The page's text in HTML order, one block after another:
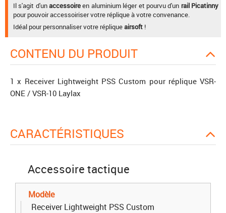
Il s'agit d'unaccessoireen aluminium léger et pourvu d'un rail Picatinny
pour pouvoir accessoiriser votre réplique à votre convenance.
Idéal pour personnaliser votre répliqueairsoft !
CONTENU DU PRODUIT
1 x Receiver Lightweight PSS Custom pour réplique VSR-
ONE / VSR-10 Laylax
CARACTÉRISTIQUES
Accessoire tactique
Modèle
Receiver Lightweight PSS Custom